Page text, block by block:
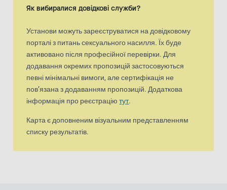
Як вибиралися довідкові служби?
Установи можуть зареєструватися на довідковому
порталі з питань сексуального насилля. Їх буде
активовано після професійної перевірки. Для
додавання окремих пропозицій застосовуються
певні мінімальні вимоги, але сертифікація не
пов’язана з додаванням пропозицій. Додаткова
інформація про реєстраціютут.
Карта є доповненим візуальним представленням
списку результатів.